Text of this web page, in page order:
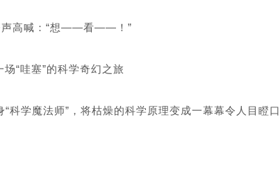
声高喊：“想——看——！”
科学魔法师”，将枯燥的科学原理变成一幕幕令人目瞪